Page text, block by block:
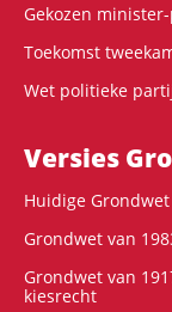
Gekozen
Toekomst
Wet politieke
Versies
Huidige
Grondwet van
Grondwet van
kiesrecht